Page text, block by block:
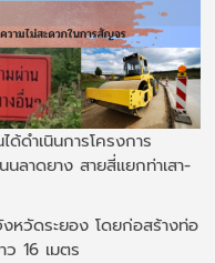
ดำเนินการโครงการ
ลาดยาง สายสี่แยกท่าเสา-
หวัดระยอง โดยก่อสร้างท่อ
ว 16 เมตร